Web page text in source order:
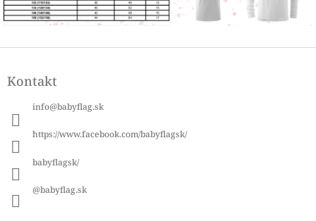
Z
pKontakt
info@babyflag.sk
https://www.facebook.com/babyflagsk/
babyflagsk/
@babyflag.sk